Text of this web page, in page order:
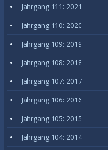
Jahrgang 111: 2021
Jahrgang 110: 2020
Jahrgang 109: 2019
Jahrgang 108: 2018
Jahrgang 107: 2017
Jahrgang 106: 2016
Jahrgang 105: 2015
Jahrgang 104: 2014